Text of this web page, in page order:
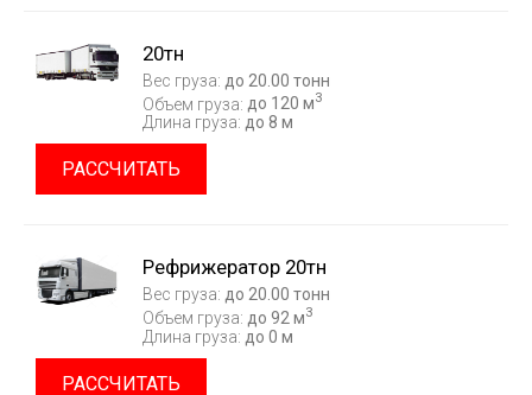
20тн
Вес груза: до 20.00 тонн
Объем груза: до 120 м3
Длина груза: до 8 м
РАССЧИТАТЬ
Рефрижератор 20тн
Вес груза: до 20.00 тонн
Объем груза: до 92 м3
Длина груза: до 0 м
РАССЧИТАТЬ